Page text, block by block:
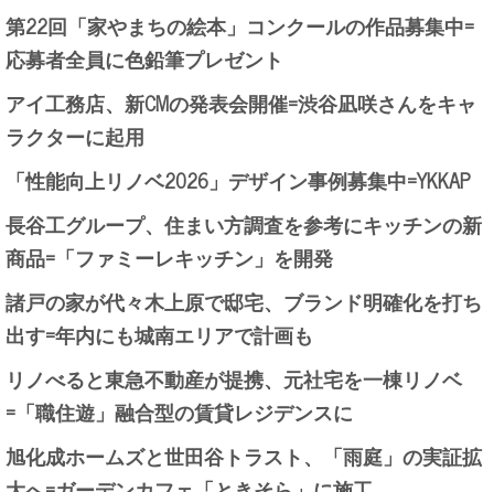
第22回「家やまちの絵本」コンクールの作品募集中=
応募者全員に色鉛筆プレゼント
アイ工務店、新CMの発表会開催=渋谷凪咲さんをキャ
ラクターに起用
「性能向上リノベ2026」デザイン事例募集中=YKKAP
長谷工グループ、住まい方調査を参考にキッチンの新
商品=「ファミーレキッチン」を開発
諸戸の家が代々木上原で邸宅、ブランド明確化を打ち
出す=年内にも城南エリアで計画も
リノべると東急不動産が提携、元社宅を一棟リノベ
=「職住遊」融合型の賃貸レジデンスに
旭化成ホームズと世田谷トラスト、「雨庭」の実証拡